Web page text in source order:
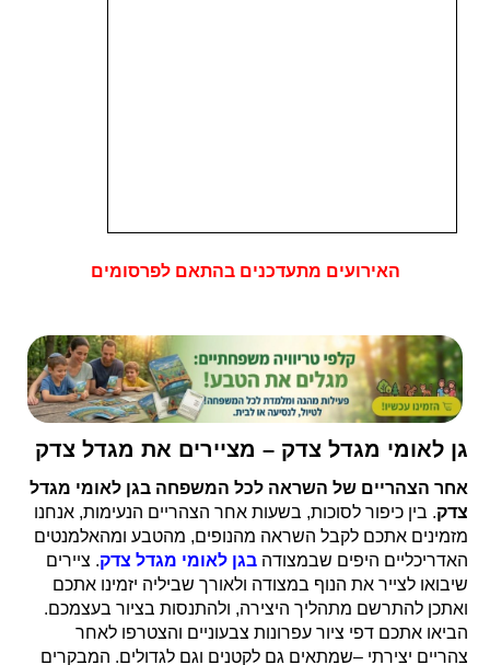
האירועים מתעדכנים בהתאם לפרסומים
גן לאומי מגדל צדק – מציירים את מגדל צדק
אחר הצהריים של השראה לכל המשפחה בגן לאומי מגדל
צדק. בין כיפור לסוכות, בשעות אחר הצהריים הנעימות, אנחנו
מזמינים אתכם לקבל השראה מהנופים, מהטבע ומהאלמנטים
האדריכליים היפים שבמצודה בגן לאומי מגדל צדק. ציירים
שיבואו לצייר את הנוף במצודה ולאורך שביליה יזמינו אתכם
ואתכן להתרשם מתהליך היצירה, ולהתנסות בציור בעצמכם.
הביאו אתכם דפי ציור עפרונות צבעוניים והצטרפו לאחר
צהריים יצירתי –שמתאים גם לקטנים וגם לגדולים. המבקרים